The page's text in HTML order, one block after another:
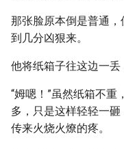
那张脸原本倒是普通
到几分凶狠来。
他将纸箱子往这边一丢
“姆嗯！”虽然纸箱不
多，只是这样轻轻一砸
传来火烧火燎的疼。